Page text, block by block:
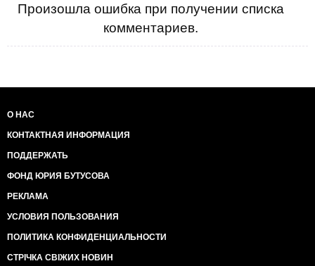
Произошла ошибка при получении списка
комментариев.
О НАС
КОНТАКТНАЯ ИНФОРМАЦИЯ
ПОДДЕРЖАТЬ
ФОНД ЮРИЯ БУТУСОВА
РЕКЛАМА
УСЛОВИЯ ПОЛЬЗОВАНИЯ
ПОЛИТИКА КОНФИДЕНЦИАЛЬНОСТИ
СТРІЧКА СВІЖИХ НОВИН